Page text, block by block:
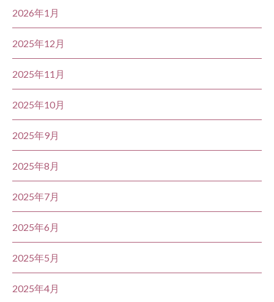
2026年1月
2025年12月
2025年11月
2025年10月
2025年9月
2025年8月
2025年7月
2025年6月
2025年5月
2025年4月